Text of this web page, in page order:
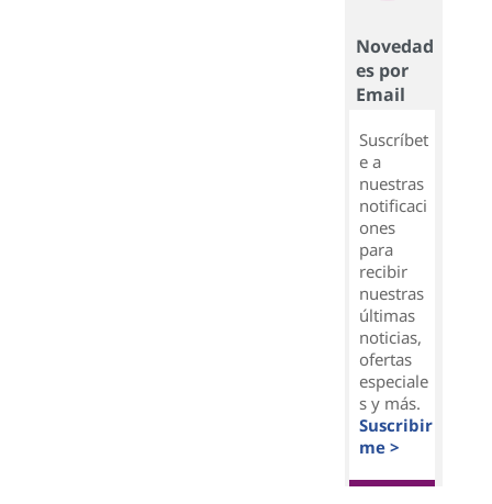
Novedad
es por
Email
Suscríbet
e a
nuestras
notificaci
ones
para
recibir
nuestras
últimas
noticias,
ofertas
especiale
s y más.
Suscribir
me >